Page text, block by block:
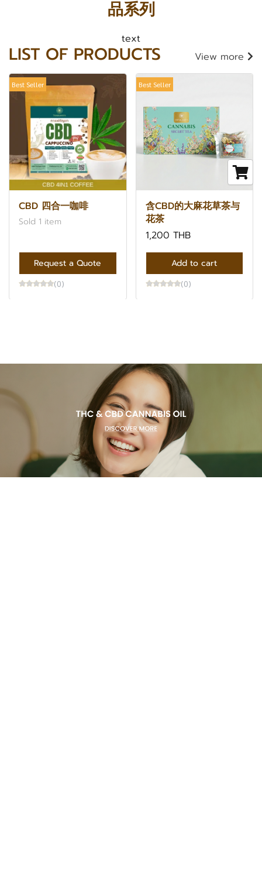
品系列
text
LIST OF PRODUCTS View more
Best Seller
CBD 四合一咖啡
Sold 1 item
Request a Quote
(0)
Best Seller
含CBD的大麻花草茶与
花茶
1,200 THB
Add to cart
(0)